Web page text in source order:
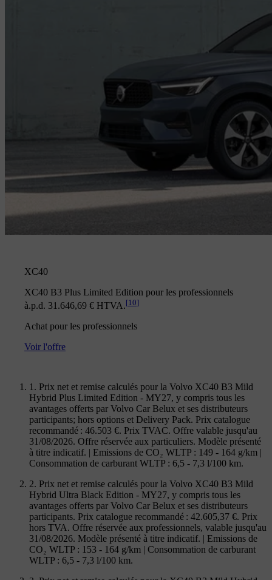
XC40
XC40 B3 Plus Limited Edition pour les professionnels
à.p.d. 31.646,69 € HTVA.[10]
Achat pour les professionnels
Voir l'offre
1. Prix net et remise calculés pour la Volvo XC40 B3 Mild
Hybrid Plus Limited Edition - MY27, y compris tous les
avantages offerts par Volvo Car Belux et ses distributeurs
participants; hors options et Delivery Pack. Prix catalogue
recommandé : 46.503 €. Prix TVAC. Offre valable jusqu'au
31/08/2026. Offre réservée aux particuliers. Modèle présenté
à titre indicatif. | Emissions de CO₂ WLTP : 149 - 164 g/km |
Consommation de carburant WLTP : 6,5 - 7,3 l/100 km.
2. Prix net et remise calculés pour la Volvo XC40 B3 Mild
Hybrid Ultra Black Edition - MY27, y compris tous les
avantages offerts par Volvo Car Belux et ses distributeurs
participants. Prix catalogue recommandé : 42.605,37 €. Prix
hors TVA. Offre réservée aux professionnels, valable jusqu'au
31/08/2026. Modèle présenté à titre indicatif. | Emissions de
CO₂ WLTP : 153 - 164 g/km | Consommation de carburant
WLTP : 6,5 - 7,3 l/100 km.